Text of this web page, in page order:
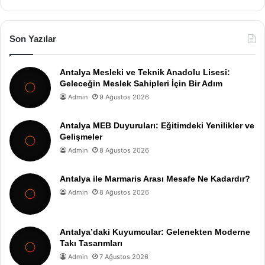
Son Yazılar
Antalya Mesleki ve Teknik Anadolu Lisesi:
Geleceğin Meslek Sahipleri İçin Bir Adım
Admin 9 Ağustos 2026
Antalya MEB Duyuruları: Eğitimdeki Yenilikler ve
Gelişmeler
Admin 8 Ağustos 2026
Antalya ile Marmaris Arası Mesafe Ne Kadardır?
Admin 8 Ağustos 2026
Antalya’daki Kuyumcular: Gelenekten Moderne
Takı Tasarımları
Admin 7 Ağustos 2026